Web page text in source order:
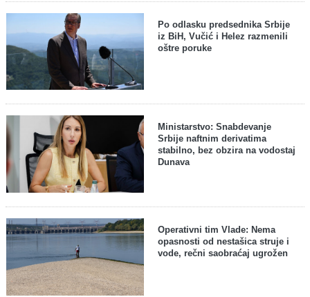
Po odlasku predsednika Srbije
iz BiH, Vučić i Helez razmenili
oštre poruke
Ministarstvo: Snabdevanje
Srbije naftnim derivatima
stabilno, bez obzira na vodostaj
Dunava
Operativni tim Vlade: Nema
opasnosti od nestašica struje i
vode, rečni saobraćaj ugrožen